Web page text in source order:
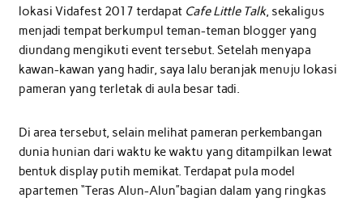
lokasi Vidafest 2017 terdapat Cafe Little Talk, sekaligus
menjadi tempat berkumpul teman-teman blogger yang
diundang mengikuti event tersebut. Setelah menyapa
kawan-kawan yang hadir, saya lalu beranjak menuju lokasi
pameran yang terletak di aula besar tadi.
Di area tersebut, selain melihat pameran perkembangan
dunia hunian dari waktu ke waktu yang ditampilkan lewat
bentuk display putih memikat. Terdapat pula model
apartemen “Teras Alun-Alun”bagian dalam yang ringkas